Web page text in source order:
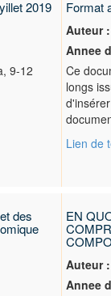
2019
9-12
Format
Auteur :
Annee
Ce
longs
Lien de
des EN
Auteur :
Annee